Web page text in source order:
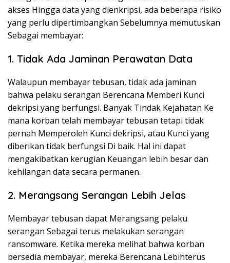
akses Hingga data yang dienkripsi, ada beberapa risiko
yang perlu dipertimbangkan Sebelumnya memutuskan
Sebagai membayar:
1. Tidak Ada Jaminan Perawatan Data
Walaupun membayar tebusan, tidak ada jaminan
bahwa pelaku serangan Berencana Memberi Kunci
dekripsi yang berfungsi. Banyak Tindak Kejahatan Ke
mana korban telah membayar tebusan tetapi tidak
pernah Memperoleh Kunci dekripsi, atau Kunci yang
diberikan tidak berfungsi Di baik. Hal ini dapat
mengakibatkan kerugian Keuangan lebih besar dan
kehilangan data secara permanen.
2. Merangsang Serangan Lebih Jelas
Membayar tebusan dapat Merangsang pelaku
serangan Sebagai terus melakukan serangan
ransomware. Ketika mereka melihat bahwa korban
bersedia membayar, mereka Berencana Lebihterus